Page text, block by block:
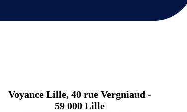
Voyance Lille, 40 rue Vergniaud -
59 000 Lille